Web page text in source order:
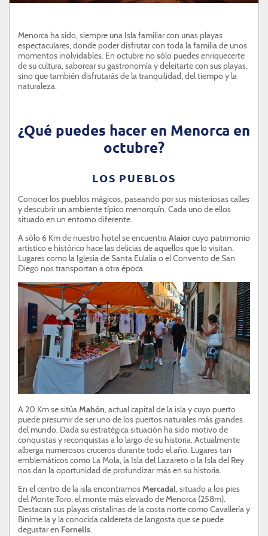
SON BOU
PROFESIONALES
Menorca ha sido, siempre una Isla familiar con unas playas
espectaculares, donde poder disfrutar con toda la familia de unos
momentos inolvidables. En octubre no sólo puedes enriquecerte
de su cultura, saborear su gastronomía y deleitarte con sus playas,
sino que también disfrutarás de la tranquilidad, del tiempo y la
naturaleza.
¿Qué puedes hacer en Menorca en
octubre?
LOS PUEBLOS
Conocer los pueblos mágicos, paseando por sus misteriosas calles
y descubrir un ambiente típico menorquín. Cada uno de ellos
situado en un entorno diferente.
A sólo 6 Km de nuestro hotel se encuentraAlaiorcuyo patrimonio
artístico e histórico hace las delicias de aquellos que lo visitan.
Lugares como la Iglesia de Santa Eulalia o el Convento de San
Diego nos transportan a otra época.
A 20 Km se sitúaMahón, actual capital de la isla y cuyo puerto
puede presumir de ser uno de los puertos naturales más grandes
del mundo. Dada su estratégica situación ha sido motivo de
conquistas y reconquistas a lo largo de su historia. Actualmente
alberga numerosos cruceros durante todo el año. Lugares tan
emblemáticos como La Mola, la Isla del Lazareto o la Isla del Rey
nos dan la oportunidad de profundizar más en su historia.
En el centro de la isla encontramosMercadal, situado a los pies
del Monte Toro, el monte más elevado de Menorca (258m).
Destacan sus playas cristalinas de la costa norte como Cavallería y
Binime.la y la conocida caldereta de langosta que se puede
degustar en Fornells.